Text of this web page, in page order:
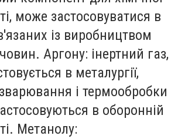
може застосовуватися в
із виробництвом
Аргону: інертний газ,
в металургії,
і термообробки
в оборонній
Метанолу: